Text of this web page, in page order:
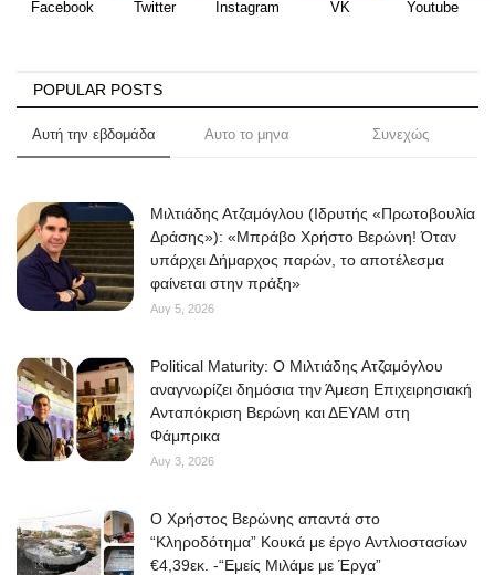
Facebook Twitter Instagram VK Youtube
POPULAR POSTS
Αυτή την εβδομάδα Αυτο το μηνα Συνεχώς
Μιλτιάδης Ατζαμόγλου (Ιδρυτής «Πρωτοβουλία
Δράσης»): «Μπράβο Χρήστο Βερώνη! Όταν
υπάρχει Δήμαρχος παρών, το αποτέλεσμα
φαίνεται στην πράξη»
Αυγ 5, 2026
Political Maturity: Ο Μιλτιάδης Ατζαμόγλου
αναγνωρίζει δημόσια την Άμεση Επιχειρησιακή
Ανταπόκριση Βερώνη και ΔΕΥΑΜ στη
Φάμπρικα
Αυγ 3, 2026
O Χρήστος Βερώνης απαντά στο
“Κληροδότημα” Κουκά με έργο Αντλιοστασίων
€4,39εκ. -“Εμείς Μιλάμε με Έργα”